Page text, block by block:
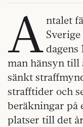
A ntalet
dagens
man hänsyn till
sänkt
strafftider och
beräkningar på
platser till det